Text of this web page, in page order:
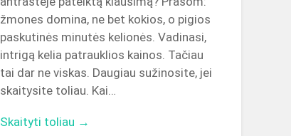
žmones domina, ne bet kokios, o pigios
paskutinės minutės kelionės. Vadinasi,
intrigą kelia patrauklios kainos. Tačiau
tai dar ne viskas. Daugiau sužinosite, jei
skaitysite toliau. Kai…
Skaityti toliau →